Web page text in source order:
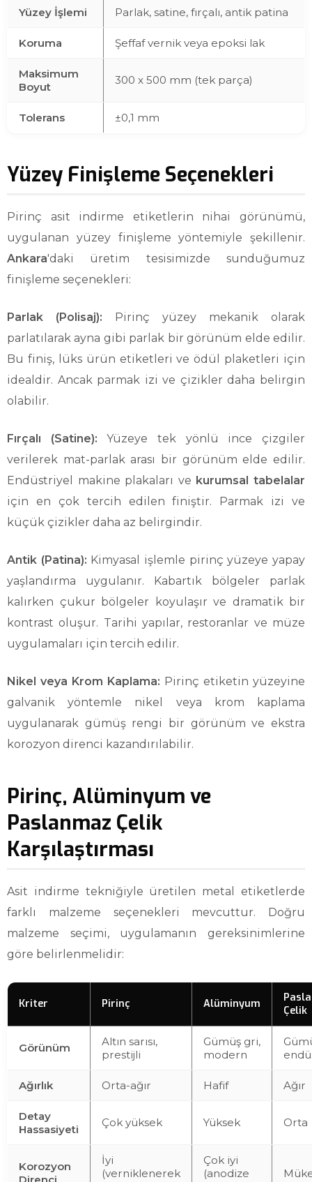
Yüzey İşlemi Parlak, satine, fırçalı, antik patina
Koruma Şeffaf vernik veya epoksi lak
Maksimum
Boyut
300 x 500 mm (tek parça)
Tolerans ±0,1 mm
Yüzey Finişleme Seçenekleri
Pirinç asit indirme etiketlerin nihai görünümü,
uygulanan yüzey finişleme yöntemiyle şekillenir.
Ankara'daki üretim tesisimizde sunduğumuz
finişleme seçenekleri:
Parlak (Polisaj): Pirinç yüzey mekanik olarak
parlatılarak ayna gibi parlak bir görünüm elde edilir.
Bu finiş, lüks ürün etiketleri ve ödül plaketleri için
idealdir. Ancak parmak izi ve çizikler daha belirgin
olabilir.
Fırçalı (Satine): Yüzeye tek yönlü ince çizgiler
verilerek mat-parlak arası bir görünüm elde edilir.
Endüstriyel makine plakaları ve kurumsal tabelalar
için en çok tercih edilen finiştir. Parmak izi ve
küçük çizikler daha az belirgindir.
Antik (Patina): Kimyasal işlemle pirinç yüzeye yapay
yaşlandırma uygulanır. Kabartık bölgeler parlak
kalırken çukur bölgeler koyulaşır ve dramatik bir
kontrast oluşur. Tarihi yapılar, restoranlar ve müze
uygulamaları için tercih edilir.
Nikel veya Krom Kaplama: Pirinç etiketin yüzeyine
galvanik yöntemle nikel veya krom kaplama
uygulanarak gümüş rengi bir görünüm ve ekstra
korozyon direnci kazandırılabilir.
Pirinç, Alüminyum ve
Paslanmaz Çelik
Karşılaştırması
Asit indirme tekniğiyle üretilen metal etiketlerde
farklı malzeme seçenekleri mevcuttur. Doğru
malzeme seçimi, uygulamanın gereksinimlerine
göre belirlenmelidir:
Kriter Pirinç Alüminyum
Çelik
Görünüm
Altın sarısı,
prestijli
Gümüş gri,
modern
Ağırlık Orta-ağır Hafif Ağır
Detay
Hassasiyeti
Çok yüksek Yüksek Orta
Korozyon
İyi
(verniklenerek
Çok iyi
(anodize